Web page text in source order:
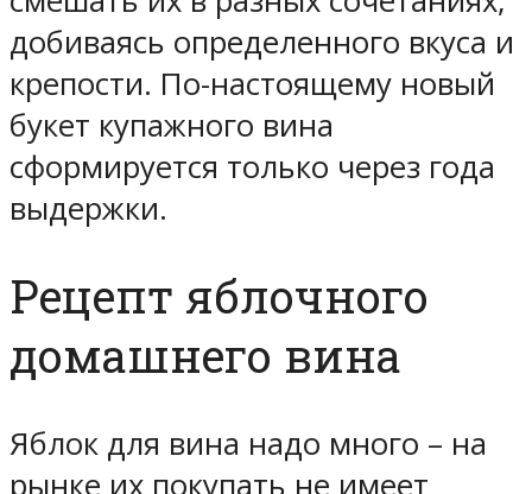
добиваясь определенного вкуса и
крепости. По-настоящему новый
букет купажного вина
сформируется только через года
выдержки.
Рецепт яблочного
домашнего вина
Яблок для вина надо много – на
рынке их покупать не имеет